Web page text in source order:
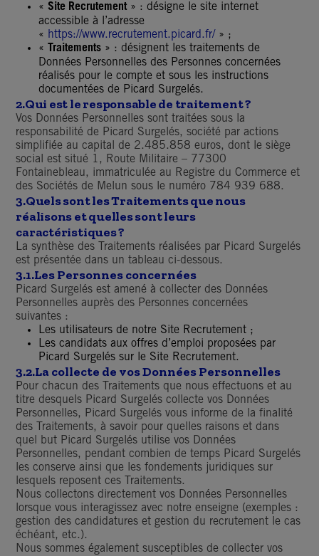
«Site Recrutement» : désigne le site internet
accessible à l’adresse
« https://www.recrutement.picard.fr/ » ;
«
Traitements » : désignent les traitements de
Données Personnelles des Personnes concernées
réalisés pour le compte et sous les instructions
documentées de Picard Surgelés.
2.Qui est le responsable de traitement ?
Vos Données Personnelles sont traitées sous la
responsabilité de Picard Surgelés, société par actions
simplifiée au capital de 2.485.858 euros, dont le siège
social est situé 1, Route Militaire – 77300
Fontainebleau, immatriculée au Registre du Commerce et
des Sociétés de Melun sous le numéro 784 939 688.
3.Quels sont les Traitements que nous
réalisons et quelles sont leurs
caractéristiques ?
La synthèse des Traitements réalisées par Picard Surgelés
est présentée dans un tableau ci-dessous.
3.1.Les Personnes concernées
Picard Surgelés est amené à collecter des Données
Personnelles auprès des Personnes concernées
suivantes :
Les utilisateurs de notre Site Recrutement ;
Les candidats aux offres d’emploi proposées par
Picard Surgelés sur le Site Recrutement.
3.2.La collecte de vos Données Personnelles
Pour chacun des Traitements que nous effectuons et au
titre desquels Picard Surgelés collecte vos Données
Personnelles, Picard Surgelés vous informe de la finalité
des Traitements, à savoir pour quelles raisons et dans
quel but Picard Surgelés utilise vos Données
Personnelles, pendant combien de temps Picard Surgelés
les conserve ainsi que les fondements juridiques sur
lesquels reposent ces Traitements.
Nous collectons directement vos Données Personnelles
lorsque vous interagissez avec notre enseigne (exemples :
gestion des candidatures et gestion du recrutement le cas
échéant, etc.).
Nous sommes également susceptibles de collecter vos